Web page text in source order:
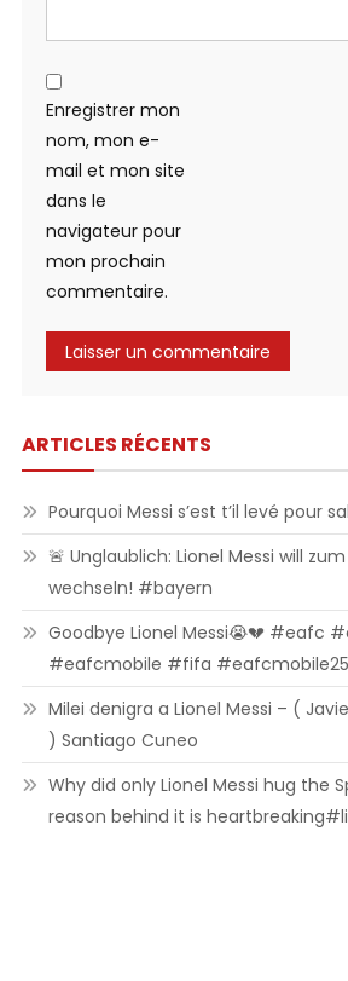
Enregistrer mon
nom, mon e-
mail et mon site
dans le
navigateur pour
mon prochain
commentaire.
ARTICLES RÉCENTS
Pourquoi Messi s’est t’il levé pour
🚨 Unglaublich: Lionel Messi will
wechseln! #bayern
Goodbye Lionel Messi😭💔 #eafc
#eafcmobile #fifa
Milei denigra a Lionel Messi – (
) Santiago Cuneo
Why did only Lionel Messi hug the
reason behind it is